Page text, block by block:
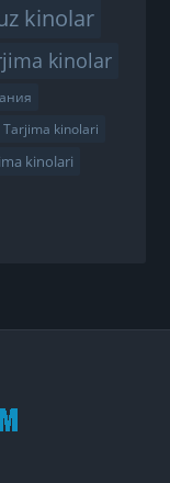
kinolar
kinolar
kinolari
kinolari